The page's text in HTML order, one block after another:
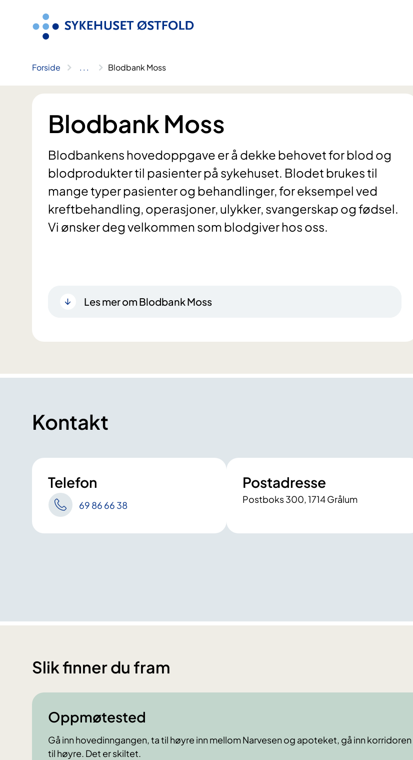
Forside .. . Blodbank Moss
Blodbank Moss
Blodbankens hovedoppgave er å dekke behovet for blod og
blodprodukter til pasienter på sykehuset. Blodet brukes til
mange typer pasienter og behandlinger, for eksempel ved
kreftbehandling, operasjoner, ulykker, svangerskap og fødsel.
Vi ønsker deg velkommen som blodgiver hos oss.
Les mer om Blodbank Moss
Kontakt
Telefon
69 86 66 38
Postadresse
Postboks 300, 1714 Grålum
Slik finner du fram
Oppmøtested
Gå inn hovedinngangen, ta til høyre inn mellom Narvesen og apoteket, gå inn korridoren
til høyre. Det er skiltet.